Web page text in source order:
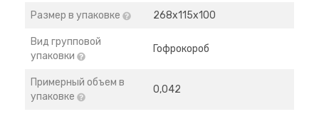
Размер в упаковке 268х115х100
Вид групповой
упаковки
Гофрокороб
Примерный объем в
упаковке
0,042